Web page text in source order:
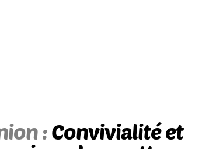
:Convivialité et